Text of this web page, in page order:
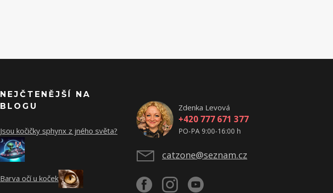
NEJČTENĚJŠÍ NA
BLOGU
Jsou kočičky sphynx z jného světa?
Barva očí u koček
Zdenka Levová
+420 777 671 377
PO-PA 9:00-16:00 h
catzone@seznam.cz